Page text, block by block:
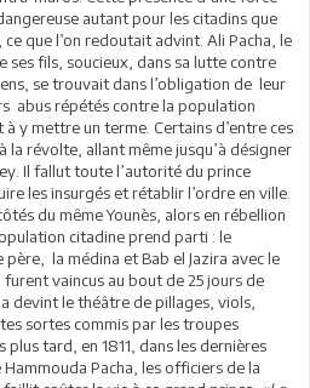
autant pour les citadins que
ce que l’on redoutait advint. Ali Pacha, le
ses fils, soucieux, dans sa lutte contre
se trouvait dans l’obligation de leur
abus répétés contre la population
y mettre un terme. Certains d’entre ces
la révolte, allant même jusqu’à désigner
Il fallut toute l’autorité du prince
les insurgés et rétablir l’ordre en ville.
du même Younès, alors en rébellion
citadine prend parti : le
la médina et Bab el Jazira avec le
vaincus au bout de 25 jours de
devint le théâtre de pillages, viols,
sortes commis par les troupes
tard, en 1811, dans les dernières
Pacha, les officiers de la